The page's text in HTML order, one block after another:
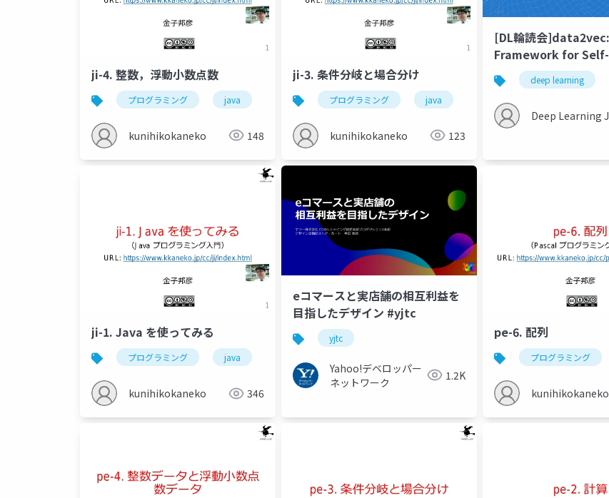
ji-4. 整数，浮動小数点数
プログラミング java 整数 浮動小数点数 %
kunihikokaneko 148
ji-3. 条件分岐と場合分け
プログラミング java
kunihikokaneko 123
[DL輪読会
Framework for Self-
supervised Learning
Speech, Vision and
deep learning
Deep Learning
ji-1. Java を使ってみる
プログラミング java キーボードからのデータの読み込み
kunihikokaneko 346
eコマースと実店舗の相互利益を
目指したデザイン #yjtc
yjtc
Yahoo!デベロッパー
ネットワーク
1.2K
pe-6. 配列
プログラミング
kunihikokaneko